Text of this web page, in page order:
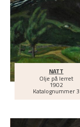
NATT
Olje på lerret
1902
Katalognummer 3